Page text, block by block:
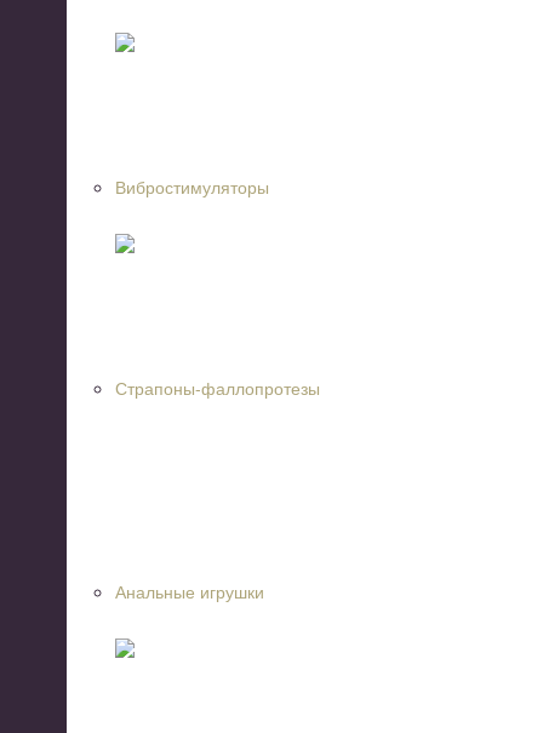
Вибростимуляторы
Страпоны-фаллопротезы
Анальные игрушки